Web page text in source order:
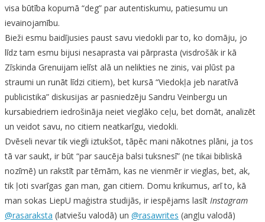
visa būtība kopumā “deg” par autentiskumu, patiesumu un
ievainojamību.
Bieži esmu baidījusies paust savu viedokli par to, ko domāju, jo
līdz tam esmu bijusi nesaprasta vai pārprasta (visdrošāk ir kā
Zīskinda Grenuijam ielīst alā un nelikties ne zinis, vai plūst pa
straumi un runāt līdzi citiem), bet kursā “Viedokļa jeb naratīvā
publicistika” diskusijas ar pasniedzēju Sandru Veinbergu un
kursabiedriem iedrošināja neiet vieglāko ceļu, bet domāt, analizēt
un veidot savu, no citiem neatkarīgu, viedokli.
Dvēseli nevar tik viegli iztukšot, tāpēc mani nākotnes plāni, ja tos
tā var saukt, ir būt “par saucēja balsi tuksnesī” (ne tikai bibliskā
nozīmē) un rakstīt par tēmām, kas ne vienmēr ir vieglas, bet, ak,
tik ļoti svarīgas gan man, gan citiem. Domu krikumus, arī to, kā
man sokas LiepU maģistra studijās, ir iespējams lasīt Instagram
@rasaraksta (latviešu valodā) un @rasawrites (angļu valodā)